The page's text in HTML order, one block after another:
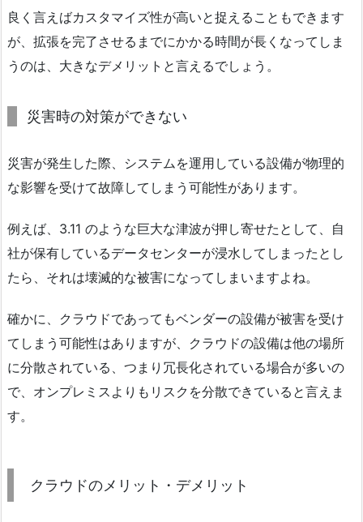
良く言えばカスタマイズ性が高いと捉えることもできます
が、拡張を完了させるまでにかかる時間が長くなってしま
うのは、大きなデメリットと言えるでしょう。
災害時の対策ができない
災害が発生した際、システムを運用している設備が物理的
な影響を受けて故障してしまう可能性があります。
例えば、3.11 のような巨大な津波が押し寄せたとして、自
社が保有しているデータセンターが浸水してしまったとし
たら、それは壊滅的な被害になってしまいますよね。
確かに、クラウドであってもベンダーの設備が被害を受け
てしまう可能性はありますが、クラウドの設備は他の場所
に分散されている、つまり冗長化されている場合が多いの
で、オンプレミスよりもリスクを分散できていると言えま
す。
クラウドのメリット・デメリット